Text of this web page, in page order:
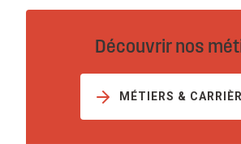
Découvrir nos
MÉTIERS &